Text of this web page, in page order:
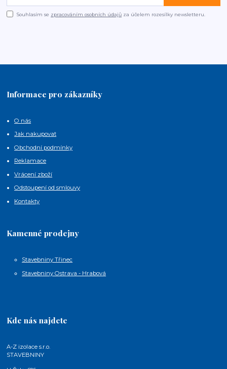
Souhlasím se zpracováním osobních údajů za účelem rozesílky newsletteru.
Informace pro zákazníky
O nás
Jak nakupovat
Obchodní podmínky
Reklamace
Vrácení zboží
Odstoupení od smlouvy
Kontakty
Kamenné prodejny
Stavebniny Třinec
Stavebniny Ostrava - Hrabová
Kde nás najdete
A-Z izolace s.r.o.
STAVEBNINY